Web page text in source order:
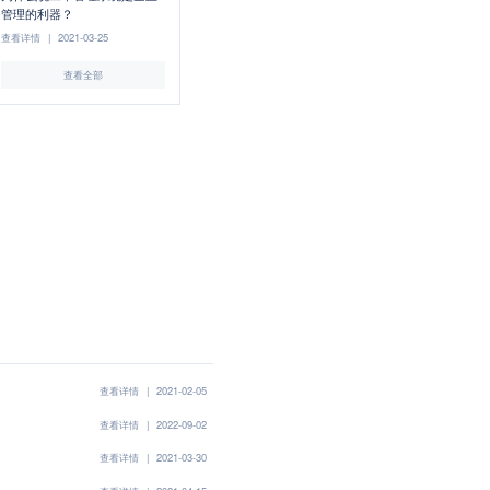
管理的利器？
查看详情 | 2021-03-25
查看全部
查看详情 | 2021-02-05
查看详情 | 2022-09-02
查看详情 | 2021-03-30